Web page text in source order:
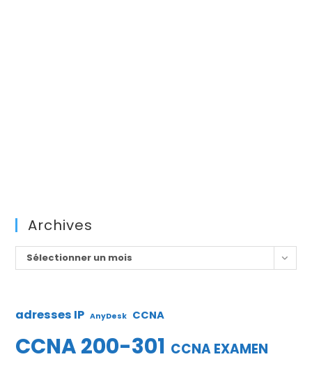
Archives
Archives
Sélectionner un mois
adresses IP AnyDesk CCNA
CCNA 200-301 CCNA EXAMEN